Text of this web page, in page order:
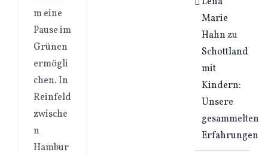
m eine
Pause im
Grünen
ermögli
chen. In
Reinfeld
zwische
n
Hambur
Marie
Hahnzu
Schottland
mit
Kindern:
Unsere
gesammelten
Erfahrungen